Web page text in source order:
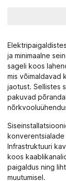
ja minimaalne
sageli koos
mis võimaldavad
jaotust. Sellistes
pakuvad
Infrastruktuuri
koos
paigaldus ning
muutumisel.